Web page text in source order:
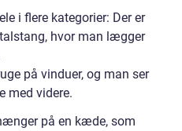
i flere kategorier: Der er
hvor man lægger
på vinduer, og man ser
med videre.
på en kæde, som